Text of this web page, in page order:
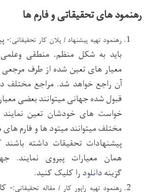
رهنمود های تحقیقاتی و فارم ها
رهنمود تهیه پیشنهاد / پلان کار تحقیقاتی:-
باید به شکل منظم، منطقی وعلمی
معیار های تعین شده از طرف مرجعی
آن راجع خواهد شد. مراجع مختلف
قبول شده جهانی میتوانند بعضی
خواست های خودشان تعین نمایند
مختلف میتوانند میتود ها و فارم های
پیشنهادات تحقیقات داشته
همان معیارات پیروی نمایند.
گزینهدانلودرا کلیک کنید.
رهنمود تهیه راپور کار / مقاله تحقیقاتی:-